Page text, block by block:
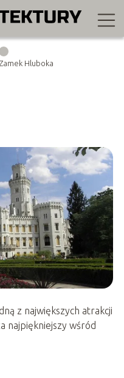
Zamek Hluboka
z największych atrakcji
najpiękniejszy wśród